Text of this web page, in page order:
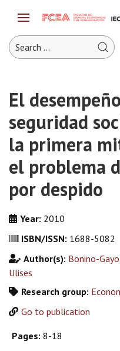
El
seguridad
la primera
el problema
por despido
Year: 2010
ISBN/ISSN: 1688-5082
Author(s): Bonino-
Ulises
Research group:
Go to publication
Pages: 8-18